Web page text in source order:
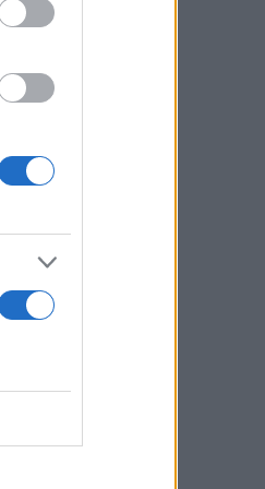
αν
το
για
παιδί,
στους
σε